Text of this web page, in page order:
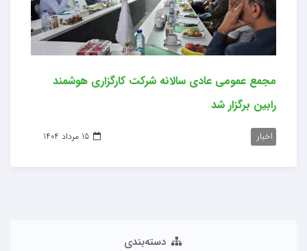
مجمع عمومی عادی سالانه شرکت کارگزاری هوشمند
رابین برگزار شد
اخبار
دسته‌بندی